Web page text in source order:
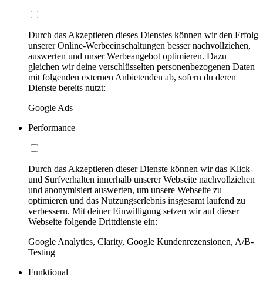
Durch das Akzeptieren dieses Dienstes können wir den Erfolg
unserer Online-Werbeeinschaltungen besser nachvollziehen,
auswerten und unser Werbeangebot optimieren. Dazu
gleichen wir deine verschlüsselten personenbezogenen Daten
mit folgenden externen Anbietenden ab, sofern du deren
Dienste bereits nutzt:
Google Ads
Performance
Durch das Akzeptieren dieser Dienste können wir das Klick-
und Surfverhalten innerhalb unserer Webseite nachvollziehen
und anonymisiert auswerten, um unsere Webseite zu
optimieren und das Nutzungserlebnis insgesamt laufend zu
verbessern. Mit deiner Einwilligung setzen wir auf dieser
Webseite folgende Drittdienste ein:
Google Analytics, Clarity, Google Kundenrezensionen, A/B-
Testing
Funktional